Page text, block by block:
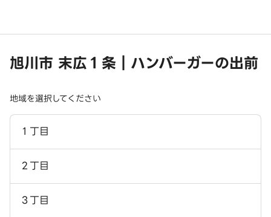
旭川市 末広１条｜ハンバーガーの出前
地域を選択してください
１丁目
２丁目
３丁目